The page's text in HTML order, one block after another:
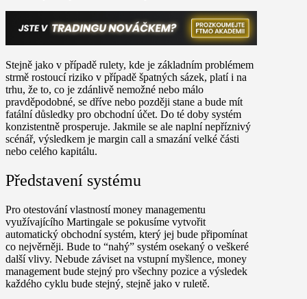
Stejně jako v případě rulety, kde je základním problémem
strmě rostoucí riziko v případě špatných sázek, platí i na
trhu, že to, co je zdánlivě nemožné nebo málo
pravděpodobné, se dříve nebo později stane a bude mít
fatální důsledky pro obchodní účet. Do té doby systém
konzistentně prosperuje. Jakmile se ale naplní nepříznivý
scénář, výsledkem je margin call a smazání velké části
nebo celého kapitálu.
Představení systému
Pro otestování vlastností money managementu
využívajícího Martingale se pokusíme vytvořit
automatický obchodní systém, který jej bude připomínat
co nejvěrněji. Bude to “nahý” systém osekaný o veškeré
další vlivy. Nebude záviset na vstupní myšlence, money
management bude stejný pro všechny pozice a výsledek
každého cyklu bude stejný, stejně jako v ruletě.